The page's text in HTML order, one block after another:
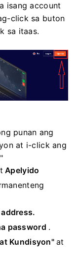
isang account
click sa buton
sa itaas.
punan ang
at i-click ang
Apelyido
password .
Kundisyon"at